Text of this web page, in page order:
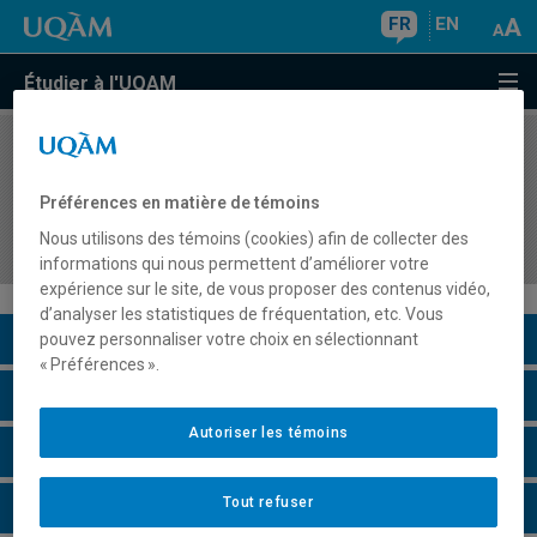
FR EN
Étudier à l'UQAM
COURS//
analyse de la pratique d'enseignement sous
l'angle de la transposition didactique
Description du cours
Horaire - Automne 2026
Préférences en matière de témoins
Nous utilisons des témoins (cookies) afin de collecter des
informations qui nous permettent d’améliorer votre
expérience sur le site, de vous proposer des contenus vidéo,
d’analyser les statistiques de fréquentation, etc. Vous
pouvez personnaliser votre choix en sélectionnant
« Préférences ».
Tout refuser
Autoriser les témoins